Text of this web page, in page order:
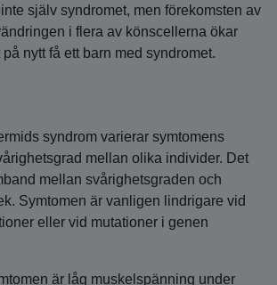
själv syndromet, men förekomsten av
i flera av könscellerna ökar
nytt få ett barn med syndromet.
syndrom varierar symtomens
mellan olika individer. Det
mellan svårighetsgraden och
Symtomen är vanligen lindrigare vid
eller vid mutationer i genen
är låg muskelspänning under